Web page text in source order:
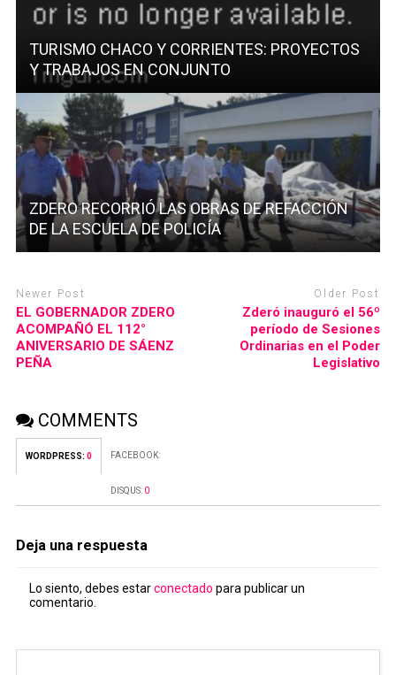
TURISMO CHACO Y CORRIENTES: PROYECTOS
Y TRABAJOS EN CONJUNTO
ZDERO RECORRIÓ LAS OBRAS DE REFACCIÓN
DE LA ESCUELA DE POLICÍA
Newer Post
EL GOBERNADOR ZDERO
ACOMPAÑÓ EL 112°
ANIVERSARIO DE SÁENZ
PEÑA
Older Post
Zderó inauguró el 56º
período de Sesiones
Ordinarias en el Poder
Legislativo
COMMENTS
WORDPRESS: 0 FACEBOOK:
DISQUS: 0
Deja una respuesta
Lo siento, debes estarconectado para publicar un
comentario.